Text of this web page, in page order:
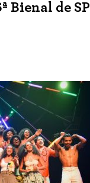
Bienal de SP